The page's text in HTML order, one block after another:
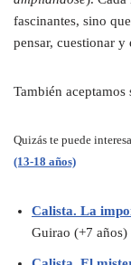
fascinantes, sino
pensar, cuestionar
También aceptamos
Quizás te puede
(13-18 años)
Calista. La
Guirao (+7 años)